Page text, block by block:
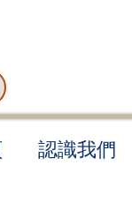
認識我們